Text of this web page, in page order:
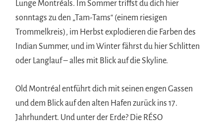
Lunge Montréals. Im Sommer triffst du dich hier
sonntags zu den „Tam-Tams“ (einem riesigen
Trommelkreis), im Herbst explodieren die Farben des
Indian Summer, und im Winter fährst du hier Schlitten
oder Langlauf – alles mit Blick auf die Skyline.
Old Montréal entführt dich mit seinen engen Gassen
und dem Blick auf den alten Hafen zurück ins 17.
Jahrhundert. Und unter der Erde? Die RÉSO